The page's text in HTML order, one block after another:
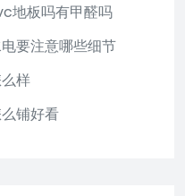
地板吗有甲醛吗
要注意哪些细节
样
铺好看